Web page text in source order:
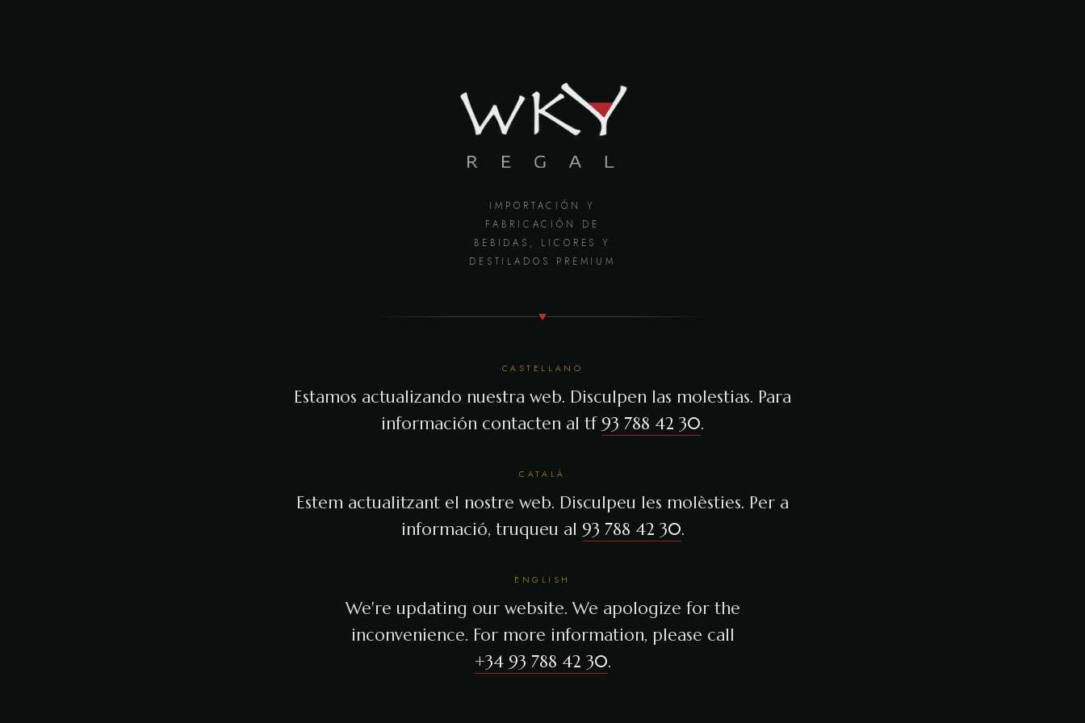
IMPORTACIÓN Y
FABRICACIÓN DE
BEBIDAS, LICORES Y
DESTILADOS PREMIUM
CASTELLANO
Estamos actualizando nuestra web. Disculpen las molestias. Para
información contacten al tf 93 788 42 30.
CATALÀ
Estem actualitzant el nostre web. Disculpeu les molèsties. Per a
informació, truqueu al 93 788 42 30.
ENGLISH
We're updating our website. We apologize for the
inconvenience. For more information, please call
+34 93 788 42 30.